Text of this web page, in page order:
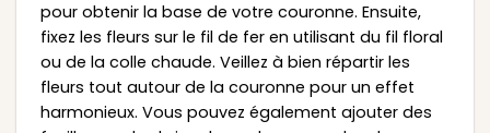
pour obtenir la base de votre couronne. Ensuite,
fixez les fleurs sur le fil de fer en utilisant du fil floral
ou de la colle chaude. Veillez à bien répartir les
fleurs tout autour de la couronne pour un effet
harmonieux. Vous pouvez également ajouter des